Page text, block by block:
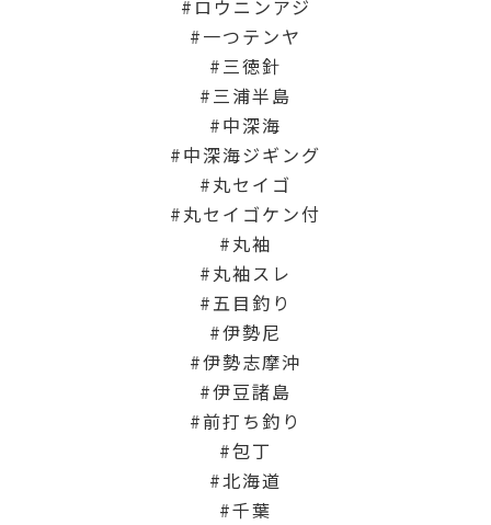
ロウニンアジ
一つテンヤ
三徳針
三浦半島
中深海
中深海ジギング
丸セイゴ
丸セイゴケン付
丸袖
丸袖スレ
五目釣り
伊勢尼
伊勢志摩沖
伊豆諸島
前打ち釣り
包丁
北海道
千葉